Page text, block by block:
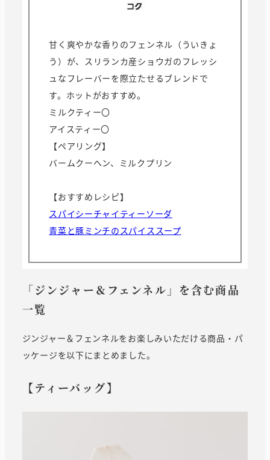
甘く爽やかな香りのフェンネル（ういきょ
う）が、スリランカ産ショウガのフレッシ
ュなフレーバーを際立たせるブレンドで
す。ホットがおすすめ。
ミルクティー〇
アイスティー〇
【ペアリング】
バームクーヘン、ミルクプリン
【おすすめレシピ】
スパイシーチャイティーソーダ
青菜と豚ミンチのスパイススープ
「ジンジャー＆フェンネル」を含む商品
一覧
ジンジャー＆フェンネルをお楽しみいただける商品・パ
ッケージを以下にまとめました。
【ティーバッグ】